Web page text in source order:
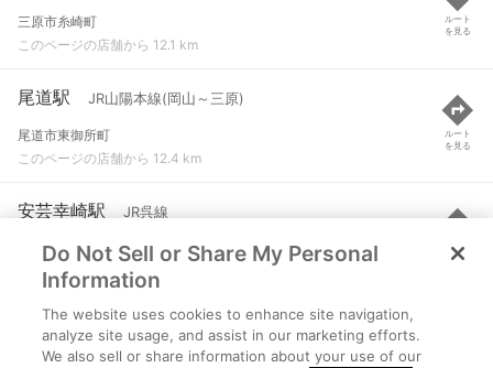
三原市糸崎町
このページの店舗から 12.1 km
ルート
を見る
尾道駅 JR山陽本線(岡山～三原)
尾道市東御所町
このページの店舗から 12.4 km
ルート
を見る
安芸幸崎駅 JR呉線
三原市幸崎町能地
このページの店舗から 12.4 km
ルート
を見る
三原駅 JR山陽本線(岡山～三原) など
三原市城町
Do Not Sell or Share My Personal
Information
The website uses cookies to enhance site navigation,
analyze site usage, and assist in our marketing efforts.
We also sell or share information about your use of our